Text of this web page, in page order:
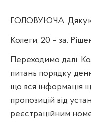
ГОЛОВУЮЧА.
Колеги, 20 – за.
Переходимо далі.
питань порядку
що вся інформація
пропозицій від
реєстраційним